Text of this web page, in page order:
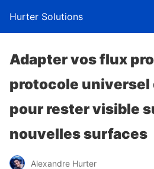
Hurter Solutions
Adapter vos flux
protocole universel
pour rester visible
nouvelles surfaces
Alexandre Hurter